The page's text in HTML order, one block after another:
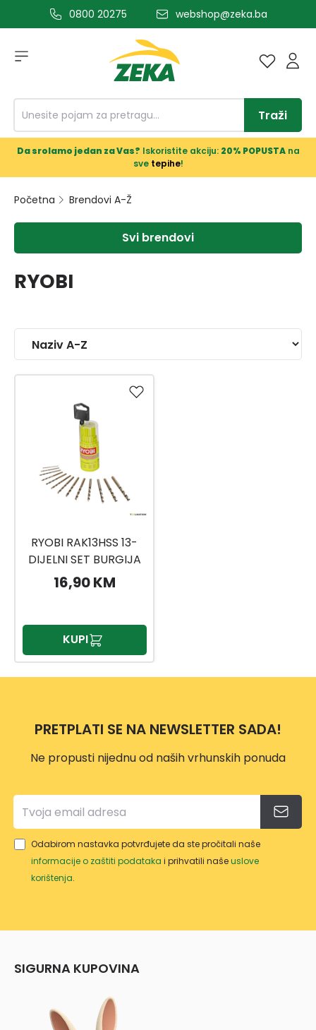
glavni sadržaj0800 20275 webshop@zeka.ba
Traži
Da srolamo jedan za Vas? Iskoristite akciju: 20% POPUSTAna
sve tepihe!
Početna Brendovi A-Ž
Svi brendovi
RYOBI
RYOBI RAK13HSS 13-
DIJELNI SET BURGIJA
HSS-G (MHE)
16,90 KM
KUPI
PRETPLATI SE NA NEWSLETTER SADA!
Ne propusti nijednu od naših vrhunskih ponuda
Odabirom nastavka potvrđujete da ste pročitali naše
informacije o zaštiti podataka i prihvatili našeuslove
korištenja.
SIGURNA KUPOVINA